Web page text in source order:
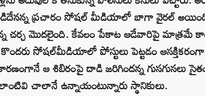
ప్రచారం సోషల్ మీడియాలో బాగా వైరల్
చర్చ మొదలైంది. కేవలం పేకాట ఆడేవారిపై మాత్రమే
సోషల్‌మీడియాలో పోస్టులు పెట్టడం
ఆ శిబిరంపై దాడి జరిగిందన్న గుసగుసలు
చాలానే ఉన్నాయంటున్నారు స్థానికులు.